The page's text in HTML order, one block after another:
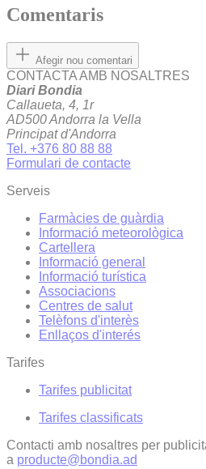
Comentaris
Afegir nou comentari
CONTACTA AMB NOSALTRES
Diari Bondia
Callaueta, 4, 1r
AD500 Andorra la Vella
Principat d'Andorra
Tel. +376 80 88 88
Formulari de contacte
Serveis
Farmàcies de guàrdia
Informació meteorològica
Cartellera
Informació general
Informació turística
Associacions
Centres de salut
Telèfons d'interès
Enllaços d'interés
Tarifes
Tarifes publicitat
Tarifes classificats
Contacti amb nosaltres per
a producte@bondia.ad